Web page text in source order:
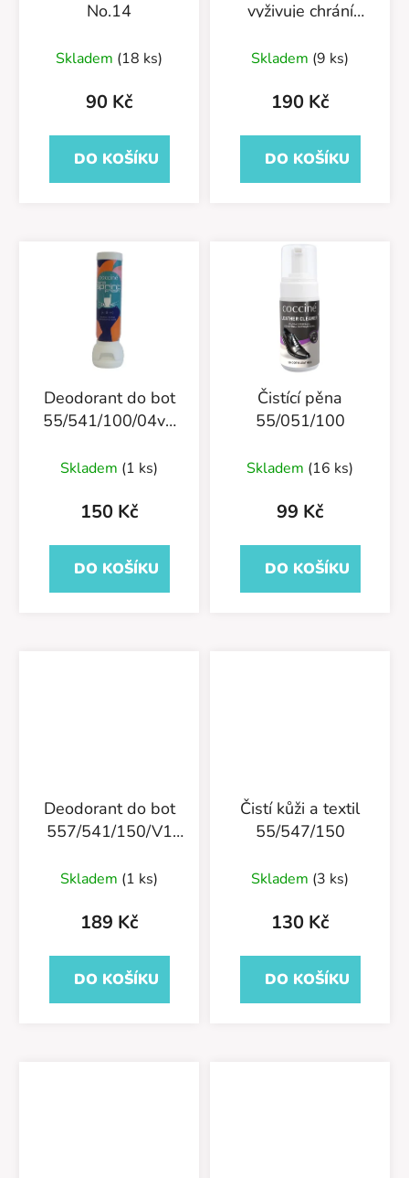
No.14
Skladem (18 ks)
90 Kč
DO KOŠÍKU
vyživuje chrání
Skladem (9 ks)
190 Kč
DO KOŠÍKU
Deodorant do bot
55/541/100/04v1
Skladem (1 ks)
150 Kč
DO KOŠÍKU
Čistící pěna
55/051/100
Skladem (16 ks)
99 Kč
DO KOŠÍKU
Deodorant do bot
557/541/150/V1
Skladem (1 ks)
189 Kč
DO KOŠÍKU
Čistí kůži a textil
55/547/150
Skladem (3 ks)
130 Kč
DO KOŠÍKU